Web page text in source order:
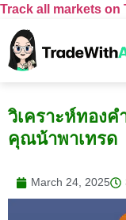
Track all markets on
วิเคราะห์ทอง
คุณน้าพาเทรด
March 24, 2025